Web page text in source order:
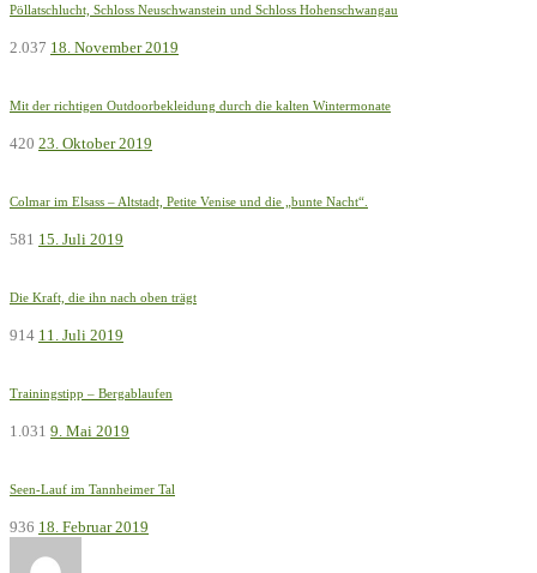
Pöllatschlucht, Schloss Neuschwanstein und Schloss Hohenschwangau
2.037 18. November 2019
Mit der richtigen Outdoorbekleidung durch die kalten Wintermonate
420 23. Oktober 2019
Colmar im Elsass – Altstadt, Petite Venise und die „bunte Nacht“.
581 15. Juli 2019
Die Kraft, die ihn nach oben trägt
914 11. Juli 2019
Trainingstipp – Bergablaufen
1.031 9. Mai 2019
Seen-Lauf im Tannheimer Tal
936 18. Februar 2019